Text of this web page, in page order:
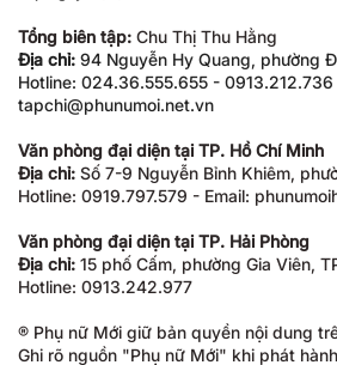
Tổng biên tập: Chu Thị Thu Hằng
Địa chỉ: 94 Nguyễn Hy Quang, phường
Hotline: 024.36.555.655 - 0913.212.736
tapchi@phunumoi.net.vn
Văn phòng đại diện tại TP. Hồ Chí Minh
Địa chỉ: Số 7-9 Nguyễn Bỉnh Khiêm,
Hotline: 0919.797.579 - Email:
Văn phòng đại diện tại TP. Hải Phòng
Địa chỉ: 15 phố Cấm, phường Gia Viên,
Hotline: 0913.242.977
® Phụ nữ Mới giữ bản quyền nội dung
Ghi rõ nguồn "Phụ nữ Mới" khi phát